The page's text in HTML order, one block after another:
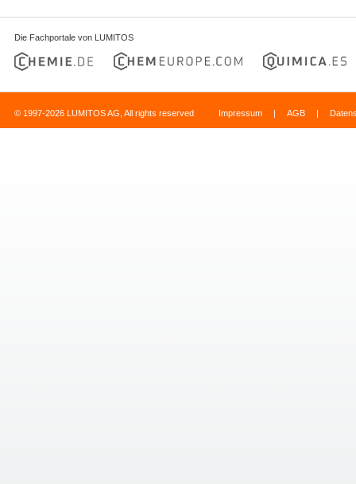
Die Fachportale von LUMITOS
© 1997-2026 LUMITOS AG, All rights reserved Impressum | AGB |